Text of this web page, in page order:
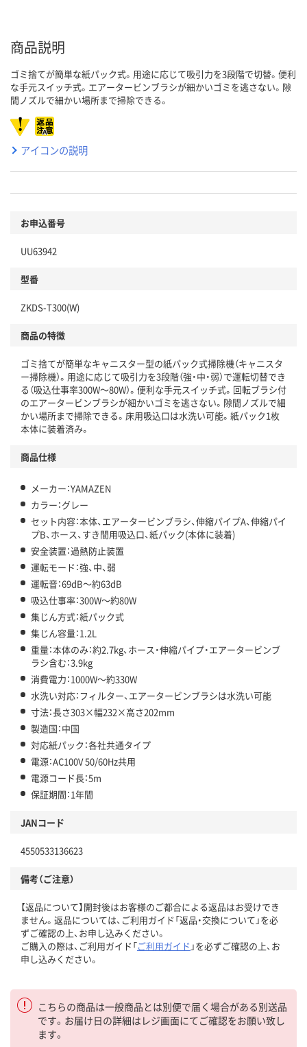
商品説明
ゴミ捨てが簡単な紙パック式。用途に応じて吸引力を3段階で切替。便利
な手元スイッチ式。エアータービンブラシが細かいゴミを逃さない。隙
間ノズルで細かい場所まで掃除できる。
アイコンの説明
お申込番号
UU63942
型番
ZKDS-T300(W)
商品の特徴
ゴミ捨てが簡単なキャニスター型の紙パック式掃除機（キャニスタ
ー掃除機）。用途に応じて吸引力を3段階（強・中・弱）で運転切替でき
る（吸込仕事率300W～80W）。便利な手元スイッチ式。回転ブラシ付
のエアータービンブラシが細かいゴミを逃さない。隙間ノズルで細
かい場所まで掃除できる。床用吸込口は水洗い可能。紙パック1枚
本体に装着済み。
商品仕様
メーカー：YAMAZEN
カラー：グレー
セット内容：本体、エアータービンブラシ、伸縮パイプA、伸縮パイ
プB、ホース、すき間用吸込口、紙パック(本体に装着)
安全装置：過熱防止装置
運転モード：強、中、弱
運転音：69dB～約63dB
吸込仕事率：300W～約80W
集じん方式：紙パック式
集じん容量：1.2L
重量：本体のみ：約2.7kg、ホース・伸縮パイプ・エアータービンブ
ラシ含む：3.9kg
消費電力：1000W～約330W
水洗い対応：フィルター、エアータービンブラシは水洗い可能
寸法：長さ303×幅232×高さ202mm
製造国：中国
対応紙パック：各社共通タイプ
電源：AC100V 50/60Hz共用
電源コード長：5m
保証期間：1年間
JANコード
4550533136623
備考（ご注意）
【返品について】開封後はお客様のご都合による返品はお受けでき
ません。返品については、ご利用ガイド「返品・交換について」を必
ずご確認の上、お申し込みください。
ご購入の際は、ご利用ガイド「ご利用ガイド 」を必ずご確認の上、お
申し込みください。
こちらの商品は一般商品とは別便で届く場合がある別送品
です。お届け日の詳細はレジ画面にてご確認をお願い致し
ます。